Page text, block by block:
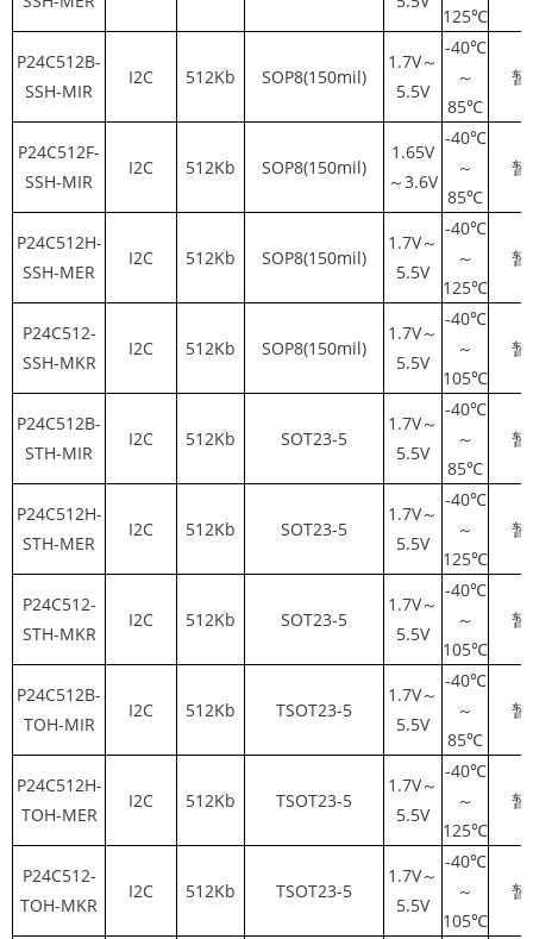
125℃
P24C512B-
SSH-MIR
I2C 512Kb SOP8(150mil)
1.7V～
5.5V
-40℃
～
85℃
暂
P24C512F-
SSH-MIR
I2C 512Kb SOP8(150mil)
1.65V
～3.6V
-40℃
～
85℃
暂
P24C512H-
SSH-MER
I2C 512Kb SOP8(150mil)
1.7V～
5.5V
-40℃
～
125℃
暂
P24C512-
SSH-MKR
I2C 512Kb SOP8(150mil)
1.7V～
5.5V
-40℃
～
105℃
暂
P24C512B-
STH-MIR
I2C 512Kb SOT23-5
1.7V～
5.5V
-40℃
～
85℃
暂
P24C512H-
STH-MER
I2C 512Kb SOT23-5
1.7V～
5.5V
-40℃
～
125℃
暂
P24C512-
STH-MKR
I2C 512Kb SOT23-5
1.7V～
5.5V
-40℃
～
105℃
暂
P24C512B-
TOH-MIR
I2C 512Kb TSOT23-5
1.7V～
5.5V
-40℃
～
85℃
暂
P24C512H-
TOH-MER
I2C 512Kb TSOT23-5
1.7V～
5.5V
-40℃
～
125℃
暂
P24C512-
TOH-MKR
I2C 512Kb TSOT23-5
1.7V～
5.5V
-40℃
～
105℃
暂